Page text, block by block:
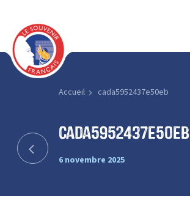
Accueil cada5952437e50eb
cada5952437e50eb
6 novembre 2025